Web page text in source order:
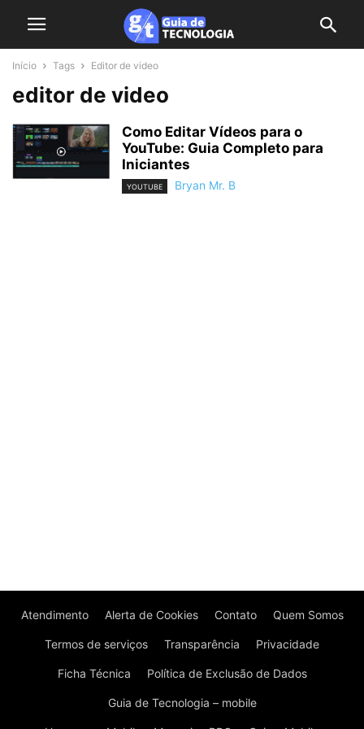
Início Tags Editor de video
editor de video
Como Editar Vídeos para o
YouTube: Guia Completo para
Iniciantes
YOUTUBE Bryan Mr. B
Atendimento Alerta de Cookies Contato Quem Somos
Termos de serviços Transparência Privacidade
Ficha Técnica Política de Exclusão de Dados
Guia de Tecnologia – mobile